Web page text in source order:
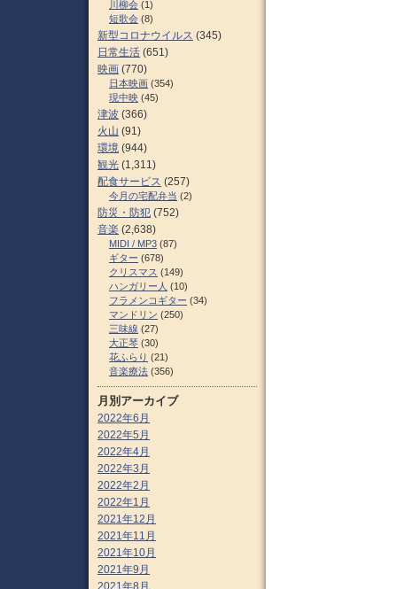
川柳会 (1)
短歌会 (8)
新型コロナウイルス (345)
日常生活 (651)
映画 (770)
日本映画 (354)
現中映 (45)
津波 (366)
火山 (91)
環境 (944)
観光 (1,311)
配食サービス (257)
今月の宅配弁当 (2)
防災・防犯 (752)
音楽 (2,638)
MIDI / MP3 (87)
ギター (678)
クリスマス (149)
ハンガリー人 (10)
フラメンコギター (34)
マンドリン (250)
三味線 (27)
大正琴 (30)
花ふらり (21)
音楽療法 (356)
月別アーカイブ
2022年6月
2022年5月
2022年4月
2022年3月
2022年2月
2022年1月
2021年12月
2021年11月
2021年10月
2021年9月
2021年8月